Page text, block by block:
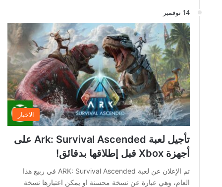
14 نوفمبر
الاخبار
تأجيل لعبة Ark: Survival Ascended على
أجهزة Xbox قبل إطلاقها بدقائق!
تم الإعلان عن لعبة ARK: Survival Ascended في ربيع هذا
العام، وهي عبارة عن نسخة محسنة او يمكن اعتبارها نسخة